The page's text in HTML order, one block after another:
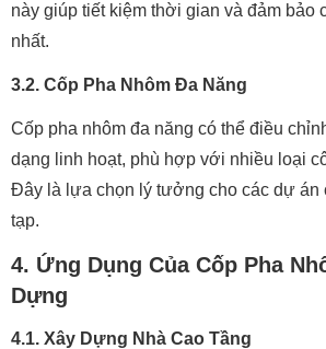
này giúp tiết kiệm thời gian và đảm bảo
nhất.
3.2. Cốp Pha Nhôm Đa Năng
Cốp pha nhôm đa năng có thể điều
dạng linh hoạt, phù hợp với nhiều loại
Đây là lựa chọn lý tưởng cho các dự án
tạp.
4. Ứng Dụng Của Cốp Pha
Dựng
4.1. Xây Dựng Nhà Cao Tầng